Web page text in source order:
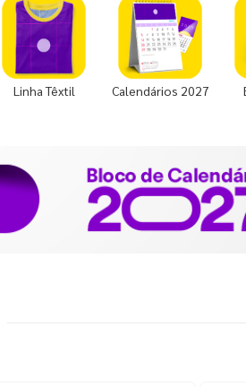
Linha Têxtil Calendários 2027